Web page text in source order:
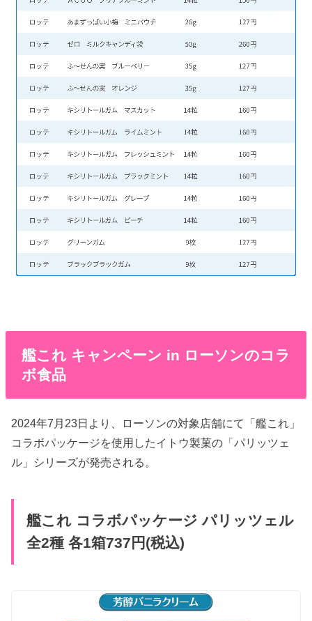
艦これ キャンペーン in ローソンのコラ
ボ食品
2024年7月23日より、ローソンの対象店舗にて「艦これ」
コラボパッケージを使用したイトウ製菓の「パリッツェ
ル」シリーズが発売される。
艦これ コラボパッケージ パリッツェル
全2種 各1箱737円(税込)